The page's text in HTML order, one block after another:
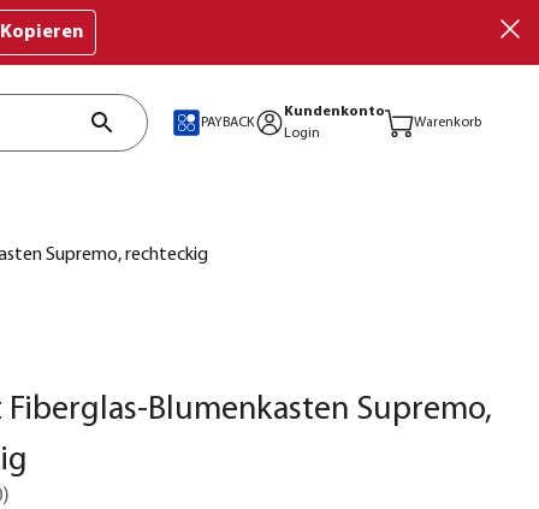
Kopieren
PAYBACK
Kundenkonto
Login
Warenkorb
Supremo, rechteckig
Fiberglas-Blumenkasten Supremo,
)